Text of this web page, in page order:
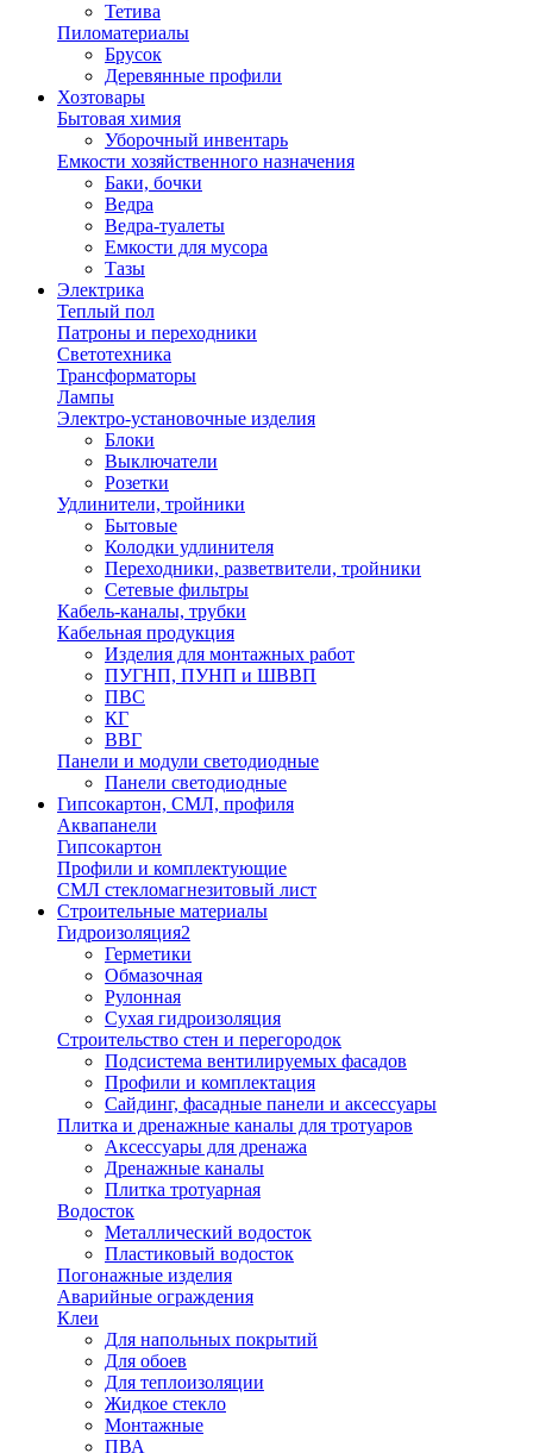
Тетива
Пиломатериалы
Брусок
Деревянные профили
Хозтовары
Бытовая химия
Уборочный инвентарь
Емкости хозяйственного назначения
Баки, бочки
Ведра
Ведра-туалеты
Емкости для мусора
Тазы
Электрика
Теплый пол
Патроны и переходники
Светотехника
Трансформаторы
Лампы
Электро-установочные изделия
Блоки
Выключатели
Розетки
Удлинители, тройники
Бытовые
Колодки удлинителя
Переходники, разветвители, тройники
Сетевые фильтры
Кабель-каналы, трубки
Кабельная продукция
Изделия для монтажных работ
ПУГНП, ПУНП и ШВВП
ПВС
КГ
ВВГ
Панели и модули светодиодные
Панели светодиодные
Гипсокартон, СМЛ, профиля
Аквапанели
Гипсокартон
Профили и комплектующие
СМЛ стекломагнезитовый лист
Строительные материалы
Гидроизоляция2
Герметики
Обмазочная
Рулонная
Сухая гидроизоляция
Строительство стен и перегородок
Подсистема вентилируемых фасадов
Профили и комплектация
Сайдинг, фасадные панели и аксессуары
Плитка и дренажные каналы для тротуаров
Аксессуары для дренажа
Дренажные каналы
Плитка тротуарная
Водосток
Металлический водосток
Пластиковый водосток
Погонажные изделия
Аварийные ограждения
Клеи
Для напольных покрытий
Для обоев
Для теплоизоляции
Жидкое стекло
Монтажные
ПВА